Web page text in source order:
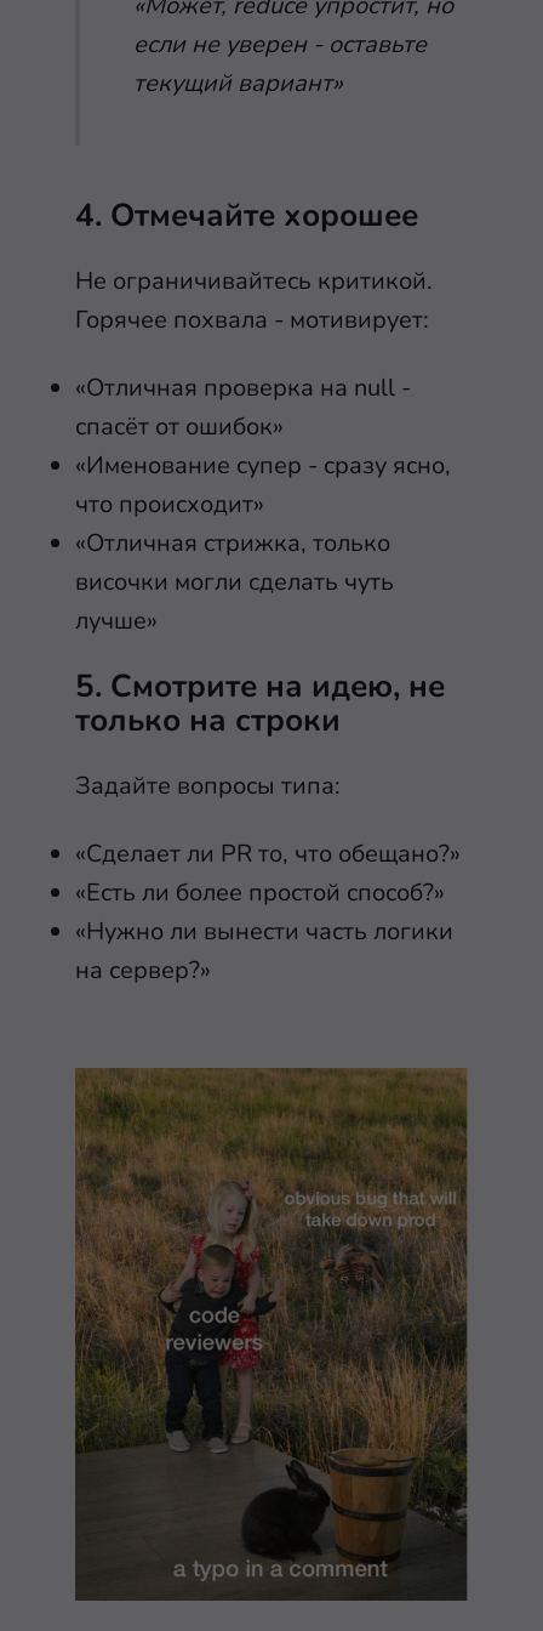
если не уверен - оставьте
текущий вариант»
4. Отмечайте хорошее
Не ограничивайтесь критикой.
Горячее похвала - мотивирует:
«Отличная проверка на null -
спасёт от ошибок»
«Именование супер - сразу ясно,
что происходит»
«Отличная стрижка, только
височки могли сделать чуть
лучше»
5. Смотрите на идею, не
только на строки
Задайте вопросы типа:
«Сделает ли PR то, что обещано?»
«Есть ли более простой способ?»
«Нужно ли вынести часть логики
на сервер?»